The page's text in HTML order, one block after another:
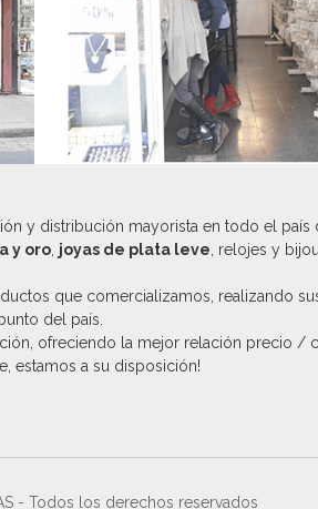
y distribución mayorista en todo el país
y oro, joyas de plata leve, relojes y
que comercializamos, realizando
del país.
ofreciendo la mejor relación precio /
estamos a su disposición!
- Todos los derechos reservados